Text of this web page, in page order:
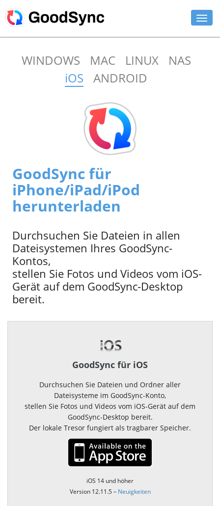
ANMELDEN
WINDOWS MAC LINUX
NAS
iOS
ANDROID
GoodSync für
iPhone/iPad/iPod
herunterladen
Durchsuchen Sie Dateien in allen
Dateisystemen Ihres GoodSync-
Kontos,
stellen Sie Fotos und Videos vom iOS-
Gerät auf dem GoodSync-Desktop
bereit.
GoodSync für iOS
Durchsuchen Sie Dateien und Ordner aller
Dateisysteme im GoodSync-Konto,
stellen Sie Fotos und Videos vom iOS-Gerät auf dem
GoodSync-Desktop bereit.
Der lokale Tresor fungiert als tragbarer Speicher.
iOS 14 und höher
Version 12.11.5 – Neuigkeiten